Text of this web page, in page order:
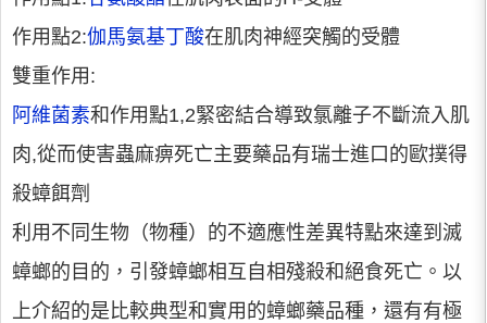
作用點2:伽馬氨基丁酸在肌肉神經突觸的受體
雙重作用:
阿維菌素和作用點1,2緊密結合導致氯離子不斷流入肌
肉,從而使害蟲麻痹死亡主要藥品有瑞士進口的歐撲得
殺蟑餌劑
利用不同生物（物種）的不適應性差異特點來達到滅
蟑螂的目的，引發蟑螂相互自相殘殺和絕食死亡。以
上介紹的是比較典型和實用的蟑螂藥品種，還有有極